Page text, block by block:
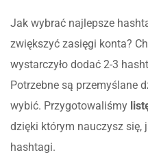
Jak wybrać najlepsze
zwiększyć zasięgi konta?
wystarczyło dodać 2-3
Potrzebne są przemyślane
wybić. Przygotowaliśmy
dzięki którym nauczysz się,
hashtagi.